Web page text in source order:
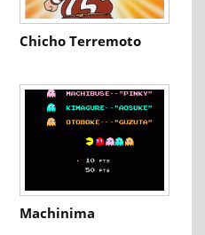
Chicho Terremoto
Machinima